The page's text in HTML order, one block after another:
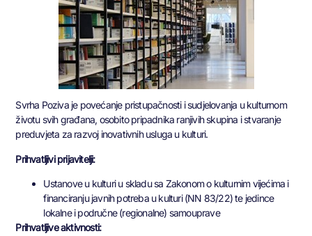
Svrha Poziva je povećanje pristupačnosti i sudjelovanja u kulturnom
životu svih građana, osobito pripadnika ranjivih skupina i stvaranje
preduvjeta za razvoj inovativnih usluga u kulturi.
Prihvatljivi prijavitelji:
Ustanove u kulturi u skladu sa Zakonom o kulturnim vijećima i
financiranju javnih potreba u kulturi (NN 83/22) te jedince
lokalne i područne (regionalne) samouprave
Prihvatljive aktivnosti: